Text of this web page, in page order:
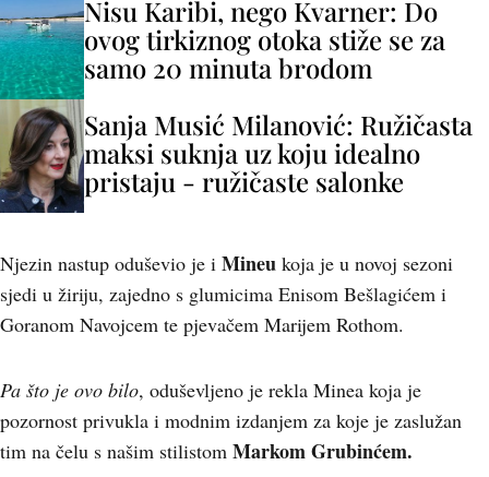
Nisu Karibi, nego Kvarner: Do
ovog tirkiznog otoka stiže se za
samo 20 minuta brodom
Sanja Musić Milanović: Ružičasta
maksi suknja uz koju idealno
pristaju - ružičaste salonke
Njezin nastup oduševio je i Mineu koja je u novoj sezoni
sjedi u žiriju, zajedno s glumicima Enisom Bešlagićem i
Goranom Navojcem te pjevačem Marijem Rothom.
Pa što je ovo bilo, oduševljeno je rekla Minea koja je
pozornost privukla i modnim izdanjem za koje je zaslužan
tim na čelu s našim stilistom Markom Grubinćem.